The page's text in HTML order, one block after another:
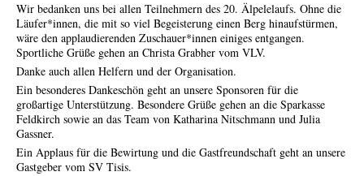
Wir bedanken uns bei allen Teilnehmern des 20. Älpelelaufs. Ohne die
Läufer*innen, die mit so viel Begeisterung einen Berg hinaufstürmen,
wäre den applaudierenden Zuschauer*innen einiges entgangen.
Sportliche Grüße gehen an Christa Grabher vom VLV.
Danke auch allen Helfern und der Organisation.
Ein besonderes Dankeschön geht an unsere Sponsoren für die
großartige Unterstützung. Besondere Grüße gehen an die Sparkasse
Feldkirch sowie an das Team von Katharina Nitschmann und Julia
Gassner.
Ein Applaus für die Bewirtung und die Gastfreundschaft geht an unsere
Gastgeber vom SV Tisis.